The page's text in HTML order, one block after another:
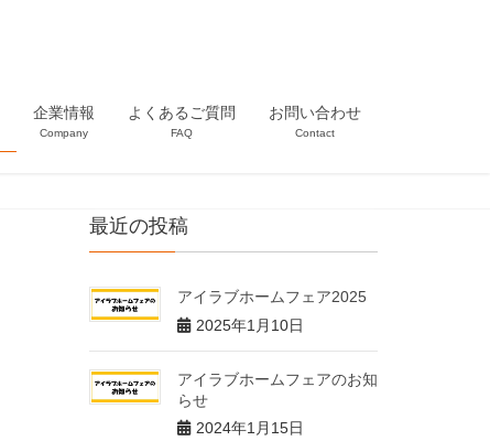
企業情報
Company
よくあるご質問
FAQ
お問い合わせ
Contact
最近の投稿
アイラブホームフェア2025
2025年1月10日
アイラブホームフェアのお知
らせ
2024年1月15日